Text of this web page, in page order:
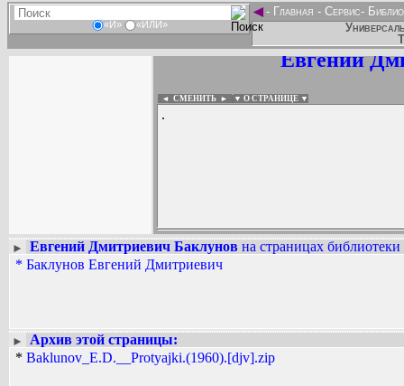
«И» «ИЛИ»
◄- Главная - Сервис-
Евгений
◄ СМЕНИТЬ ► ▼ О СТРАНИЦЕ ▼
.
Вадим Ершов...
► Евгений Дмитриевич Баклунов на страницах библиотеки
* Баклунов Евгений Дмитриевич
►
Архив этой страницы:
* Baklunov_E.D.__Protyajki.(1960).[djv].zip